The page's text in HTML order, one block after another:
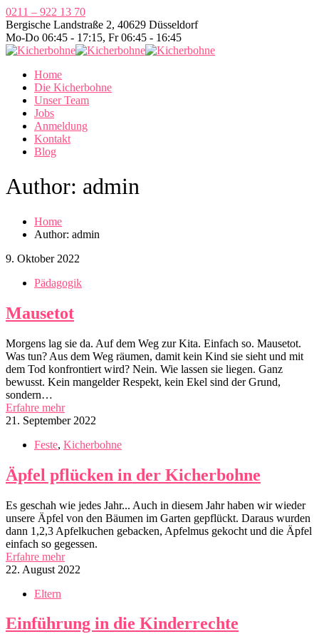
0211 – 922 13 70
Bergische Landstraße 2, 40629 Düsseldorf
Mo-Do 06:45 - 17:15, Fr 06:45 - 16:45
Home
Die Kicherbohne
Unser Team
Jobs
Anmeldung
Kontakt
Blog
Author: admin
Home
Author: admin
9. Oktober 2022
Pädagogik
Mausetot
Morgens lag sie da. Auf dem Weg zur Kita. Einfach so. Mausetot.
Was tun? Aus dem Weg räumen, damit kein Kind sie sieht und mit
dem Tod konfrontiert wird? Nein. Wie lassen sie liegen. Ganz
bewusst. Kein mangelder Respekt, kein Ekel sind der Grund,
sondern…
Erfahre mehr
21. September 2022
Feste, Kicherbohne
Äpfel pflücken in der Kicherbohne
Es geschah wie jedes Jahr... Auch in diesem Jahr haben wir wieder
unsere Äpfel von den Bäumen im Garten gepflückt. Daraus wurden
dann 1,2,3 Apfelkuchen gebacken, Apfelmus gekocht und die Äpfel
einfach so gegessen.
Erfahre mehr
22. August 2022
Eltern
Einführung in die Kinderrechte